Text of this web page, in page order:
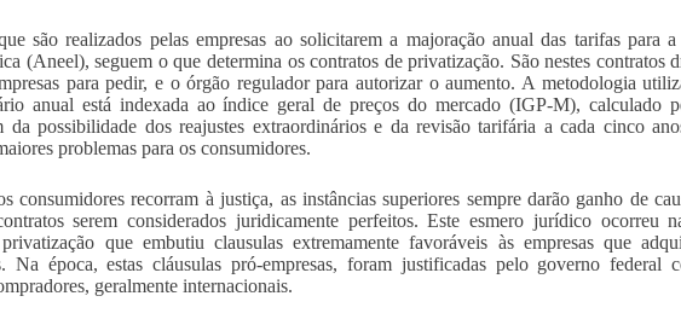
são realizados pelas empresas ao solicitarem a majoração anual das tarifas para
(Aneel), seguem o que determina os contratos de privatização. São nestes contratos
para pedir, e o órgão regulador para autorizar o aumento. A metodologia
anual está indexada ao índice geral de preços do mercado (IGP-M), calculado
da possibilidade dos reajustes extraordinários e da revisão tarifária a cada cinco
problemas para os consumidores.
consumidores recorram à justiça, as instâncias superiores sempre darão ganho de
serem considerados juridicamente perfeitos. Este esmero jurídico ocorreu
que embutiu clausulas extremamente favoráveis às empresas que
Na época, estas cláusulas pró-empresas, foram justificadas pelo governo federal
geralmente internacionais.